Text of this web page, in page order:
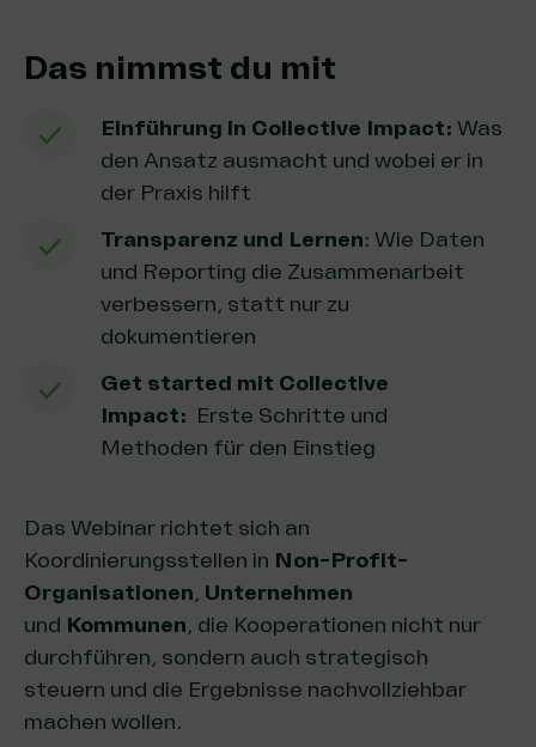
Das nimmst du mit
Einführung in Collective Impact: Was
den Ansatz ausmacht und wobei er in
der Praxis hilft
Transparenz und Lernen: Wie Daten
und Reporting die Zusammenarbeit
verbessern, statt nur zu
dokumentieren
Get started mit Collective
Impact: Erste Schritte und
Methoden für den Einstieg
Das Webinar richtet sich an
Koordinierungsstellen in Non-Profit-
Organisationen, Unternehmen
und Kommunen, die Kooperationen nicht nur
durchführen, sondern auch strategisch
steuern und die Ergebnisse nachvollziehbar
machen wollen.